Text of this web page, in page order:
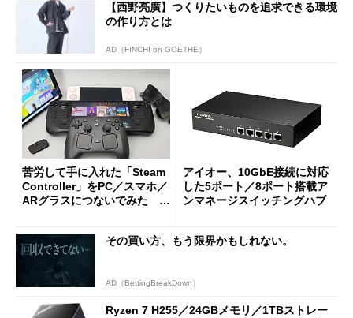
【西野亮廣】つくりたいものを追求できる環境
の作り方とは
AD（FINCHI on GOETHE）
苦労して手に入れた「Steam
Controller」をPC／スマホ／
ARグラスにつないでみた ゲ
アイオー、10GbE接続に対応
した5ポート／8ポート搭載ア
ンマネージスイッチングハブ
その買い方、もう限界かもしれない。
AD（BettingBreakDown）
Ryzen 7 H255／24GBメモリ／1TBストレー